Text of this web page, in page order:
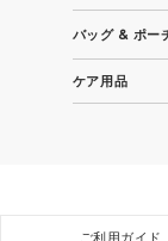
キーケース
その他革小
iPhone 15
バッグ & ポー
トートバッグ
ビジネスバ
ケア用品
ご利用ガイド